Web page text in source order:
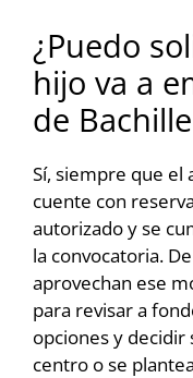
¿Puedo
hijo va a
de
Sí, siempre que
cuente con
autorizado y se
la convocatoria.
aprovechan ese
para revisar a
opciones y
centro o se